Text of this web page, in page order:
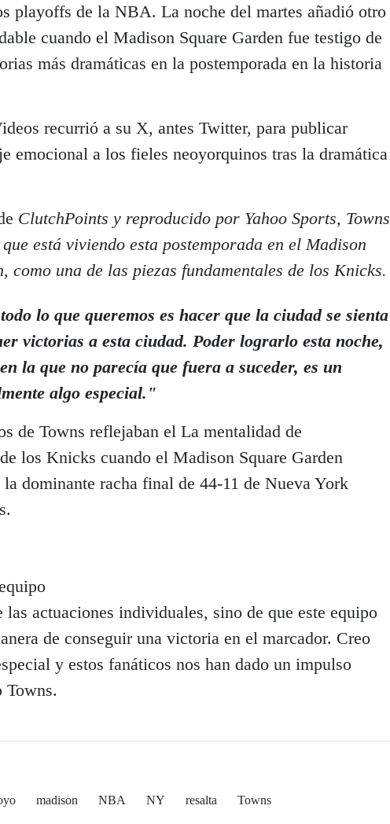
playoffs de la NBA. La noche del martes añadió otro
cuando el Madison Square Garden fue testigo de
más dramáticas en la postemporada en la historia
recurrió a su X, antes Twitter, para publicar
emocional a los fieles neoyorquinos tras la dramática
ClutchPoints y reproducido por Yahoo Sports, Towns
está viviendo esta postemporada en el Madison
como una de las piezas fundamentales de los Knicks.
lo que queremos es hacer que la ciudad se sienta
victorias a esta ciudad. Poder lograrlo esta noche,
la que no parecía que fuera a suceder, es un
algo especial."
de Towns reflejaban el La mentalidad de
los Knicks cuando el Madison Square Garden
dominante racha final de 44-11 de Nueva York
las actuaciones individuales, sino de que este equipo
de conseguir una victoria en el marcador. Creo
y estos fanáticos nos han dado un impulso
madison NBA NY resalta Towns